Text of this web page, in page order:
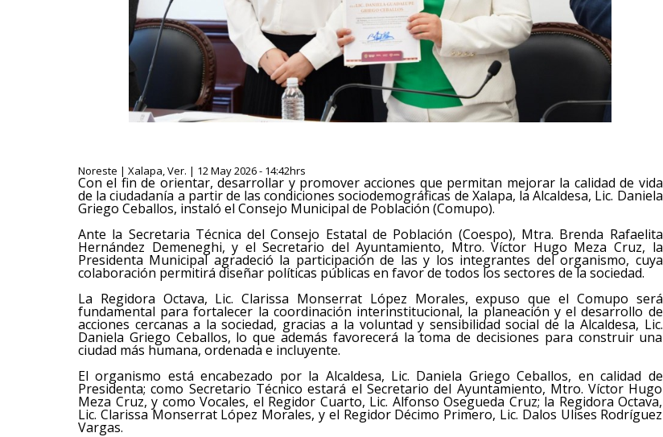
Noreste | Xalapa, Ver. | 12 May 2026 - 14:42hrs
Con el fin de orientar, desarrollar y promover acciones que permitan mejorar la calidad de vida
de la ciudadanía a partir de las condiciones sociodemográficas de Xalapa, la Alcaldesa, Lic. Daniela
Griego Ceballos, instaló el Consejo Municipal de Población (Comupo).
Ante la Secretaria Técnica del Consejo Estatal de Población (Coespo), Mtra. Brenda Rafaelita
Hernández Demeneghi, y el Secretario del Ayuntamiento, Mtro. Víctor Hugo Meza Cruz, la
Presidenta Municipal agradeció la participación de las y los integrantes del organismo, cuya
colaboración permitirá diseñar políticas públicas en favor de todos los sectores de la sociedad.
La Regidora Octava, Lic. Clarissa Monserrat López Morales, expuso que el Comupo será
fundamental para fortalecer la coordinación interinstitucional, la planeación y el desarrollo de
acciones cercanas a la sociedad, gracias a la voluntad y sensibilidad social de la Alcaldesa, Lic.
Daniela Griego Ceballos, lo que además favorecerá la toma de decisiones para construir una
ciudad más humana, ordenada e incluyente.
El organismo está encabezado por la Alcaldesa, Lic. Daniela Griego Ceballos, en calidad de
Presidenta; como Secretario Técnico estará el Secretario del Ayuntamiento, Mtro. Víctor Hugo
Meza Cruz, y como Vocales, el Regidor Cuarto, Lic. Alfonso Osegueda Cruz; la Regidora Octava,
Lic. Clarissa Monserrat López Morales, y el Regidor Décimo Primero, Lic. Dalos Ulises Rodríguez
Vargas.